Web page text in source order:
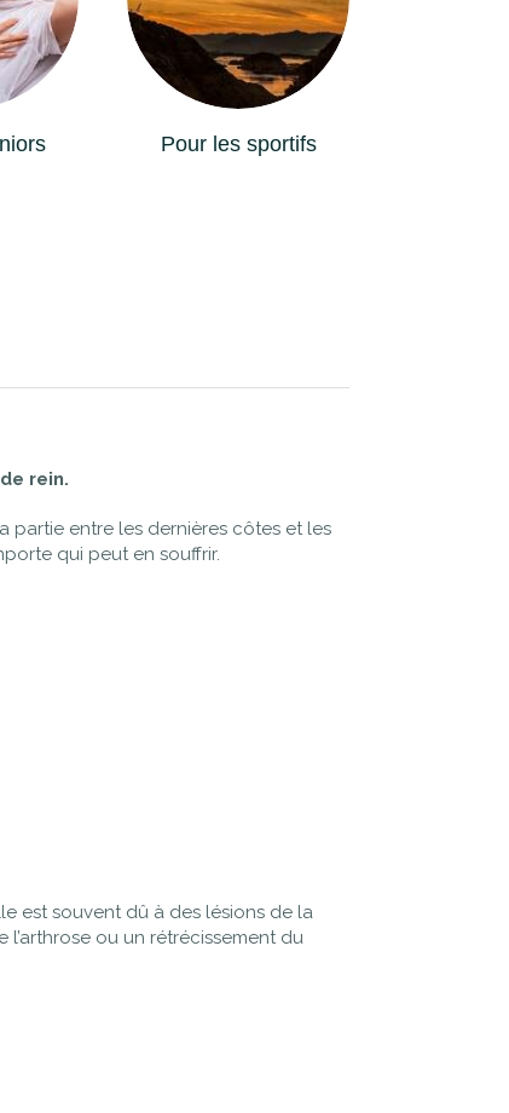
Pour les sportifs
rein.
partie entre les dernières côtes et les
qui peut en souffrir.
est souvent dû à des lésions de la
ou un rétrécissement du